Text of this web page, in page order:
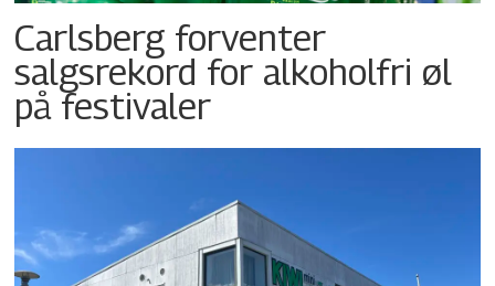
Carlsberg forventer
salgsrekord for alkoholfri øl
på festivaler